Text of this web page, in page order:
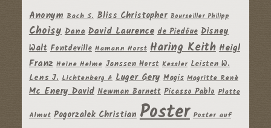
Anonym Bach S. Bliss Christopher Bourseiller Philipp
Choisy Dana David Laurence de Piedöue Disney
Walt Fontdeville Hamann Horst Haring Keith Heigl
Franz Heine Helme Janssen Horst Kessler Leisten W.
Lens J. Lichtenberg A Luger Gery Magis Magritte Renè
Mc Enery David Newman Barnett Picasso Pablo Platte
Almut Pogorzalek Christian Poster Poster auf